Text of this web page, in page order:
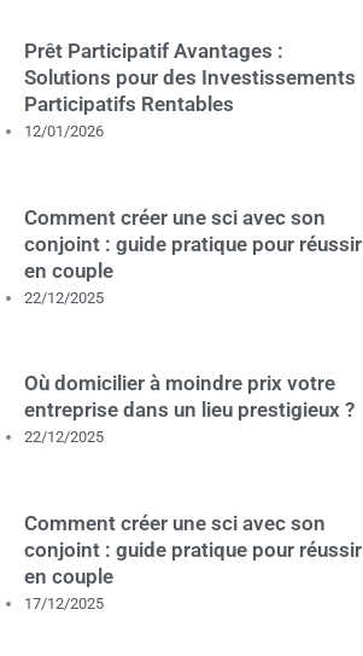
Prêt Participatif Avantages :
Solutions pour des Investissements
Participatifs Rentables
12/01/2026
Comment créer une sci avec son
conjoint : guide pratique pour réussir
en couple
22/12/2025
Où domicilier à moindre prix votre
entreprise dans un lieu prestigieux ?
22/12/2025
Comment créer une sci avec son
conjoint : guide pratique pour réussir
en couple
17/12/2025